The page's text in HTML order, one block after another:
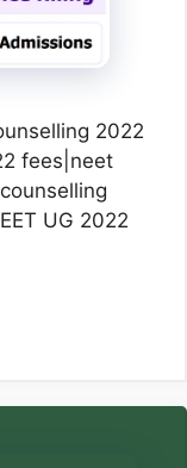
2022
fees|neet
UG 2022